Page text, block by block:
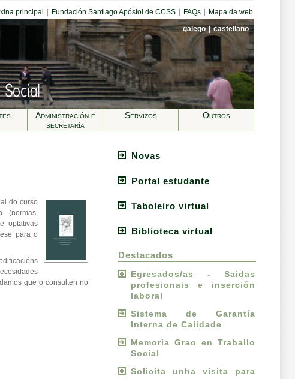
principal Fundación Santiago Apóstol de CCSS FAQs
Mapa da web
galego|castellano
Administración e
secretarí­a
Servizos Outros
do curso
(normas,
optativas
para o
que o consulten no
Novas
Portal estudante
Taboleiro virtual
Biblioteca virtual
Destacados
Egresados/as - Saidas
profesionais e inserción
laboral
Sistema de Garantía
Interna de Calidade
Memoria Grao en Traballo
Social
Solicita unha visita para